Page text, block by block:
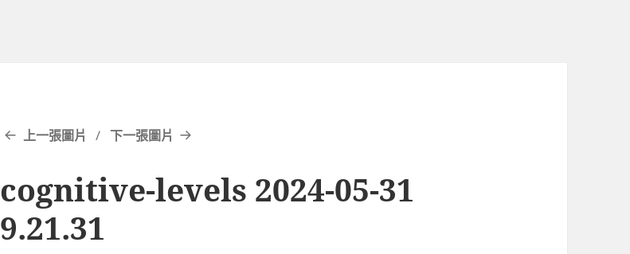
上一張圖片 下一張圖片
cognitive-levels 2024-05-31
9.21.31